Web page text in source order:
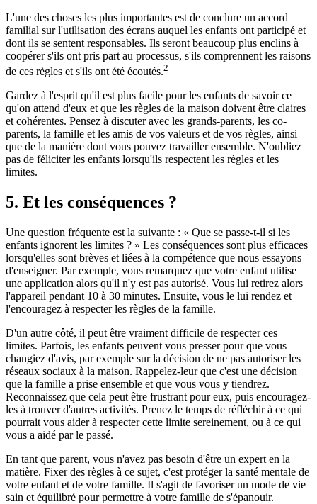
L'une des choses les plus importantes est de conclure un accord
familial sur l'utilisation des écrans auquel les enfants ont participé et
dont ils se sentent responsables. Ils seront beaucoup plus enclins à
coopérer s'ils ont pris part au processus, s'ils comprennent les raisons
de ces règles et s'ils ont été écoutés.2
Gardez à l'esprit qu'il est plus facile pour les enfants de savoir ce
qu'on attend d'eux et que les règles de la maison doivent être claires
et cohérentes. Pensez à discuter avec les grands-parents, les co-
parents, la famille et les amis de vos valeurs et de vos règles, ainsi
que de la manière dont vous pouvez travailler ensemble. N'oubliez
pas de féliciter les enfants lorsqu'ils respectent les règles et les
limites.
5. Et les conséquences ?
Une question fréquente est la suivante : « Que se passe-t-il si les
enfants ignorent les limites ? » Les conséquences sont plus efficaces
lorsqu'elles sont brèves et liées à la compétence que nous essayons
d'enseigner. Par exemple, vous remarquez que votre enfant utilise
une application alors qu'il n'y est pas autorisé. Vous lui retirez alors
l'appareil pendant 10 à 30 minutes. Ensuite, vous le lui rendez et
l'encouragez à respecter les règles de la famille.
D'un autre côté, il peut être vraiment difficile de respecter ces
limites. Parfois, les enfants peuvent vous presser pour que vous
changiez d'avis, par exemple sur la décision de ne pas autoriser les
réseaux sociaux à la maison. Rappelez-leur que c'est une décision
que la famille a prise ensemble et que vous vous y tiendrez.
Reconnaissez que cela peut être frustrant pour eux, puis encouragez-
les à trouver d'autres activités. Prenez le temps de réfléchir à ce qui
pourrait vous aider à respecter cette limite sereinement, ou à ce qui
vous a aidé par le passé.
En tant que parent, vous n'avez pas besoin d'être un expert en la
matière. Fixer des règles à ce sujet, c'est protéger la santé mentale de
votre enfant et de votre famille. Il s'agit de favoriser un mode de vie
sain et équilibré pour permettre à votre famille de s'épanouir.